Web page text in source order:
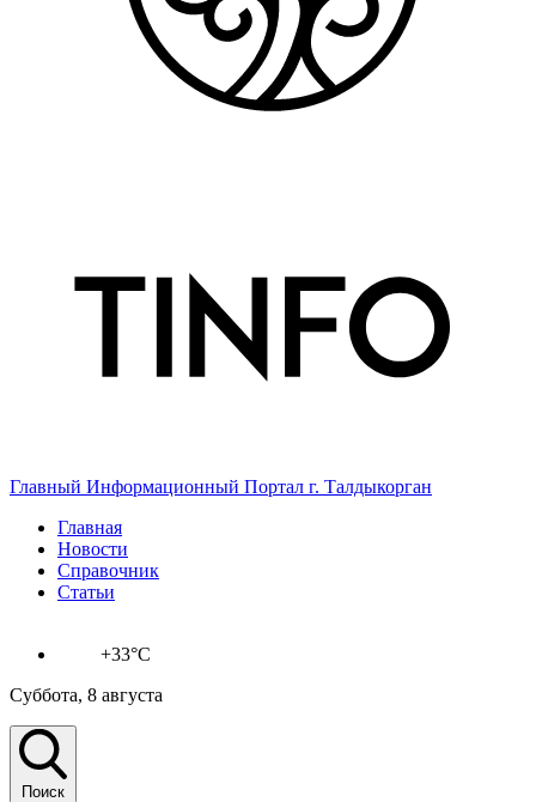
Главный Информационный Портал г. Талдыкорган
Главная
Новости
Справочник
Статьи
+33°C
Суббота, 8 августа
Поиск